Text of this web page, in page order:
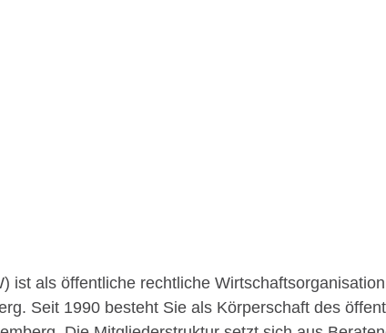
ist als öffentliche rechtliche
Seit 1990 besteht Sie als Körperschaft des